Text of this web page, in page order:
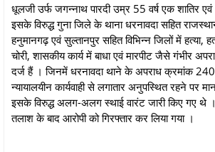
धूलजी उर्फ जगन्नाथ पारदी उम्र 55 वर्ष एक शातिर एवं
इसके विरुद्ध गुना जिले के थाना धरनावदा सहित
हनुमानगढ़ एवं सुल्तानपुर सहित विभिन्न जिलों में हत्या,
चोरी, शासकीय कार्य में बाधा एवं मारपीट जैसे गंभीर
दर्ज हैं । जिनमें धरनावदा थाने के अपराध क्रमांक
न्यायालयीन कार्यवाही से लगातार अनुपस्थित रहने पर
इसके विरुद्ध अलग-अलग स्थाई वारंट जारी किए गए थे ।
तलाश के बाद आरोपी को गिरफ्तार कर लिया गया ।